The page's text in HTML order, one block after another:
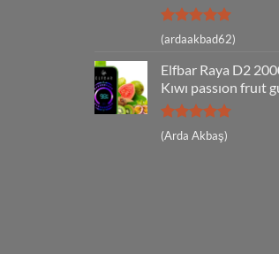
5 üzerinden
5
(ardaakbad62)
Elfbar Raya D2
Kıwı passıon fruıt
5 üzerinden
5
(Arda Akbaş)